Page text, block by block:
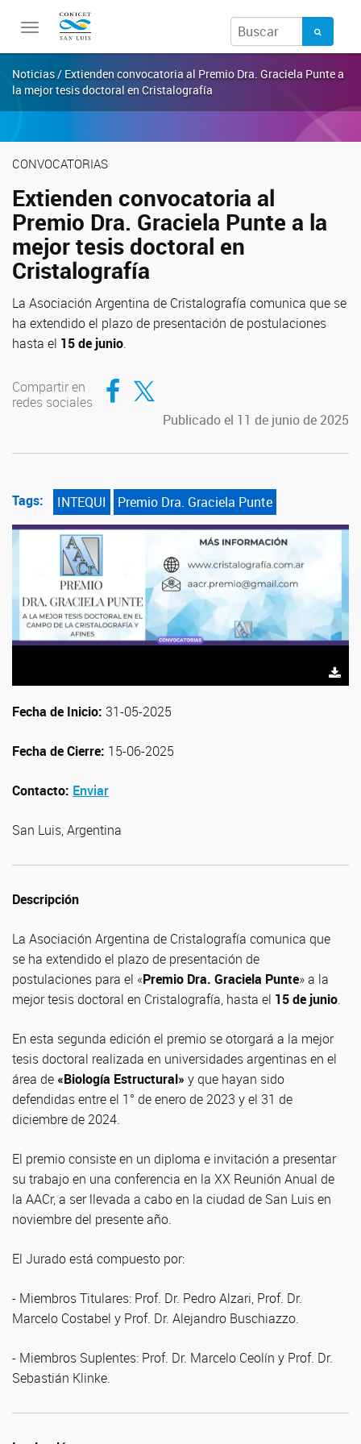
Toggle
Noticias / Extienden convocatoria al Premio Dra. Graciela Punte a
la mejor tesis doctoral en Cristalografía
CONVOCATORIAS
Extienden convocatoria al
Premio Dra. Graciela Punte a la
mejor tesis doctoral en
Cristalografía
La Asociación Argentina de Cristalografía comunica que se
ha extendido el plazo de presentación de postulaciones
hasta el 15 de junio.
Compartir en
redes sociales
Compartir en Facebook
Compartir en Twitter
Publicado el 11 de junio de 2025
Tags: INTEQUI Premio Dra. Graciela Punte
Fecha de Inicio: 31-05-2025
Fecha de Cierre: 15-06-2025
Contacto: Enviar
San Luis, Argentina
Descripción
La Asociación Argentina de Cristalografía comunica que
se ha extendido el plazo de presentación de
postulaciones para el «Premio Dra. Graciela Punte» a la
mejor tesis doctoral en Cristalografía, hasta el 15 de junio.
En esta segunda edición el premio se otorgará a la mejor
tesis doctoral realizada en universidades argentinas en el
área de «Biología Estructural» y que hayan sido
defendidas entre el 1° de enero de 2023 y el 31 de
diciembre de 2024.
El premio consiste en un diploma e invitación a presentar
su trabajo en una conferencia en la XX Reunión Anual de
la AACr, a ser llevada a cabo en la ciudad de San Luis en
noviembre del presente año.
El Jurado está compuesto por:
- Miembros Titulares: Prof. Dr. Pedro Alzari, Prof. Dr.
Marcelo Costabel y Prof. Dr. Alejandro Buschiazzo.
- Miembros Suplentes: Prof. Dr. Marcelo Ceolín y Prof. Dr.
Sebastián Klinke.